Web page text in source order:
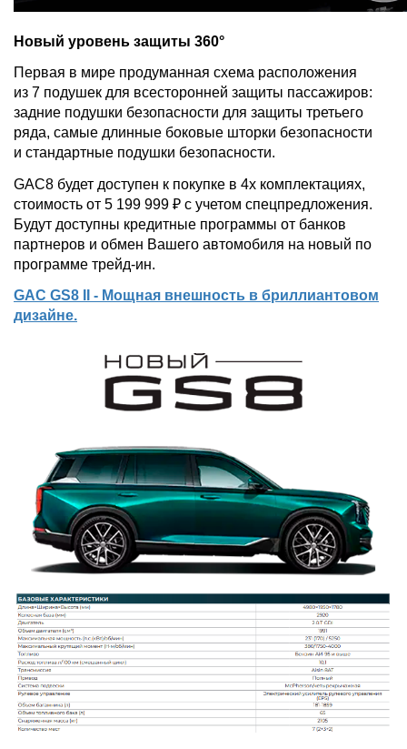
Новый уровень защиты 360°
Первая в мире продуманная схема расположения
из 7 подушек для всесторонней защиты пассажиров:
задние подушки безопасности для защиты третьего
ряда, самые длинные боковые шторки безопасности
и стандартные подушки безопасности.
GAC8 будет доступен к покупке в 4х комплектациях,
стоимость от 5 199 999 ₽ с учетом спецпредложения.
Будут доступны кредитные программы от банков
партнеров и обмен Вашего автомобиля на новый по
программе трейд-ин.
GAC GS8 II - Мощная внешность в бриллиантовом
дизайне.